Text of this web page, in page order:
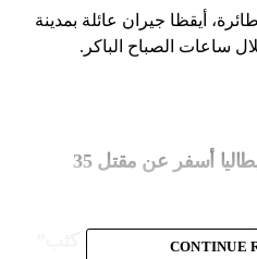
أيقظا جيران عائلة بمدينة
ساعات الصباح الباكر.
شاهد.. لحظة انهيار جسر في إيطاليا أسفر عن مقتل 35
المحتملة “عن كثب”CONTINUE